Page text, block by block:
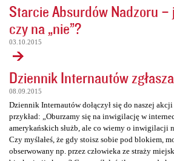
Starcie Absurdów Nadzoru –
czy na „nie”?
03.10.2015
Dziennik Internautów
08.09.2015
Dziennik Internautów dołączył się do naszej akcji
przykład: „Oburzamy się na inwigilację w
amerykańskich służb, ale co wiemy o inwigilacji
Czy myślałeś, że gdy stoisz sobie pod blokiem,
obserwowany np. przez człowieka ze straży